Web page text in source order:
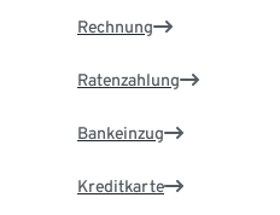
Rechnung
Ratenzahlung
Bankeinzug
Kreditkarte